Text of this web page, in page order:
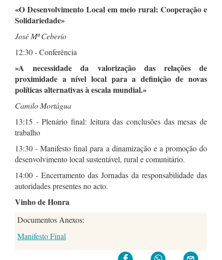
«O Desenvolvimento Local em meio rural: Cooperação e
Solidariedade»
José Mª Ceberío
12:30 - Conferência
»A necessidade da valorização das relações de
proximidade a nível local para a definição de novas
políticas alternativas à escala mundial.»
Camilo Mortágua
13:15 - Plenário final: leitura das conclusões das mesas de
trabalho
13:30 - Manifesto final para a dinamização e a promoção do
desenvolvimento local sustentável, rural e comunitário.
14:00 - Encerramento das Jornadas da responsabilidade das
autoridades presentes no acto.
Vinho de Honra
Documentos Anexos:
Manifesto Final